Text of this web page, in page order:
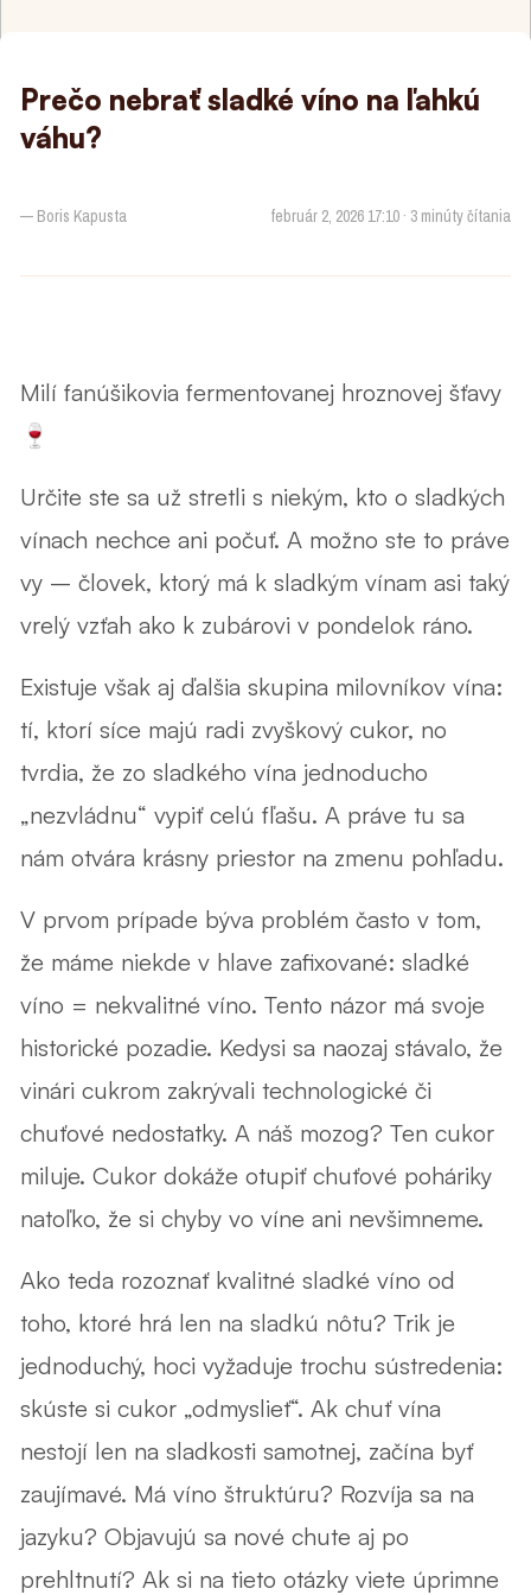
Prečo nebrať sladké víno na ľahkú
váhu?
— Boris Kapusta február 2, 2026 17:10 · 3 minúty čítania
Milí fanúšikovia fermentovanej hroznovej šťavy
🍷
Určite ste sa už stretli s niekým, kto o sladkých
vínach nechce ani počuť. A možno ste to práve
vy – človek, ktorý má k sladkým vínam asi taký
vrelý vzťah ako k zubárovi v pondelok ráno.
Existuje však aj ďalšia skupina milovníkov vína:
tí, ktorí síce majú radi zvyškový cukor, no
tvrdia, že zo sladkého vína jednoducho
„nezvládnu“ vypiť celú fľašu. A práve tu sa
nám otvára krásny priestor na zmenu pohľadu.
V prvom prípade býva problém často v tom,
že máme niekde v hlave zafixované: sladké
víno = nekvalitné víno. Tento názor má svoje
historické pozadie. Kedysi sa naozaj stávalo, že
vinári cukrom zakrývali technologické či
chuťové nedostatky. A náš mozog? Ten cukor
miluje. Cukor dokáže otupiť chuťové poháriky
natoľko, že si chyby vo víne ani nevšimneme.
Ako teda rozoznať kvalitné sladké víno od
toho, ktoré hrá len na sladkú nôtu? Trik je
jednoduchý, hoci vyžaduje trochu sústredenia:
skúste si cukor „odmyslieť“. Ak chuť vína
nestojí len na sladkosti samotnej, začína byť
zaujímavé. Má víno štruktúru? Rozvíja sa na
jazyku? Objavujú sa nové chute aj po
prehltnutí? Ak si na tieto otázky viete úprimne